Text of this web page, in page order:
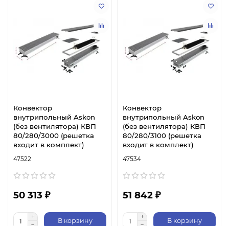
Конвектор
внутрипольный Askon
(без вентилятора) КВП
80/280/3000 (решетка
входит в комплект)
47522
50 313 ₽
В корзину
Конвектор
внутрипольный Askon
(без вентилятора) КВП
80/280/3100 (решетка
входит в комплект)
47534
51 842 ₽
В корзину